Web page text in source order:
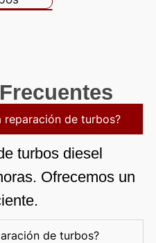
de turbos?
turbos diesel
Ofrecemos un
de turbos?